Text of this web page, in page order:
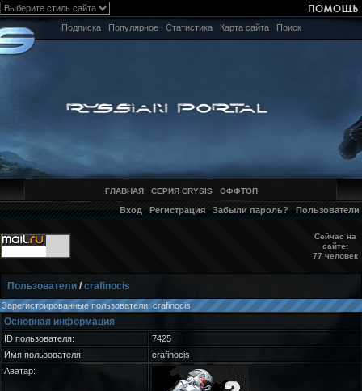
Подписка Популярное Статистика Карта сайта Поиск
ГЛАВНАЯ СЕРИЯ CRYSIS ОФФТОП
Вход Регистрация Забыли пароль? Пользователи
Сейчас на
сайте:
77 человек
Пользователи /crafinocis
Зарегистрированные пользователи: crafinocis
Основная информация
ID пользователя:
7425
Имя пользователя:
crafinocis
Аватар: